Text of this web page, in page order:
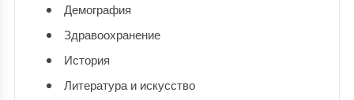
Демография
Здравоохранение
История
Литература и искусство